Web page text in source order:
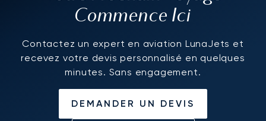
Commence Ici
Contactez un expert en aviation LunaJets et
recevez votre devis personnalisé en quelques
minutes. Sans engagement.
DEMANDER UN DEVIS